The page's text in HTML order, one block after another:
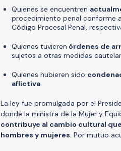
Quienes se encuentren
procedimiento penal conforme
Código Procesal Penal,
Quienes tuvieren órdenes de
sujetos a otras medidas
Quienes hubieren sido
aflictiva.
La ley fue promulgada por el
donde la ministra de la Mujer y
contribuye al cambio cultural
hombres y mujeres. Por mutuo